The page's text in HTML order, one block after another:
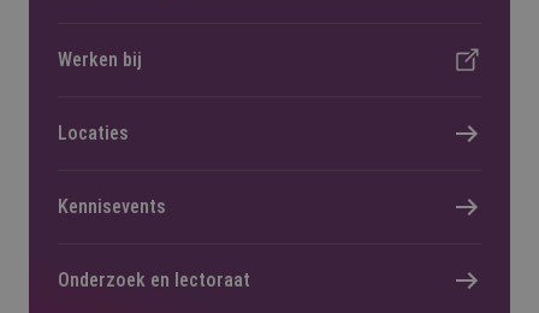
Werken bij
Locaties
Kennisevents
Onderzoek en lectoraat